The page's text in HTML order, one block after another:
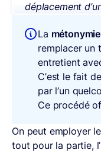
déplacement
La métonymie
remplacer un
entretient
C’est le fait
par l’un
Ce procédé
On peut employer
tout pour la partie,